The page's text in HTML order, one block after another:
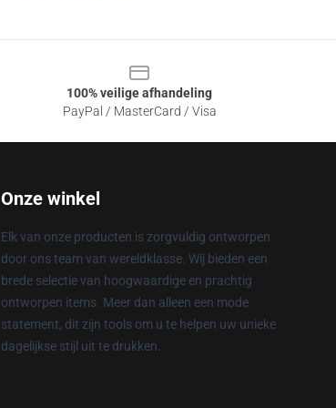
100% veilige afhandeling
PayPal / MasterCard / Visa
Onze winkel
Elk van onze producten is zorgvuldig ontworpen
door ons team van wereldklasse. Wij bieden een
brede selectie van hoogwaardige en prachtig
ontworpen items. Meer dan alleen een mode
statement, dit zijn tools om u te helpen uw unieke
dagelijkse stijl uit te drukken.